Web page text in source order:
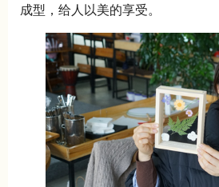
成型，给人以美的享受。